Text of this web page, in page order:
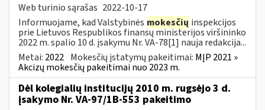
Web turinio sąrašas 2022-10-17
Informuojame, kad Valstybinės mokesčių inspekcijos
prie Lietuvos Respublikos finansų ministerijos viršininko
2022 m. spalio 10 d. įsakymu Nr. VA-78[1] nauja redakcija...
Metai: 2022 Mokesčių įstatymų pakeitimai: MĮP 2021 »
Akcizų mokesčių pakeitimai nuo 2023 m.
Dėl kolegialių institucijų 2010 m. rugsėjo 3 d.
įsakymo Nr. VA-97/1B-553 pakeitimo